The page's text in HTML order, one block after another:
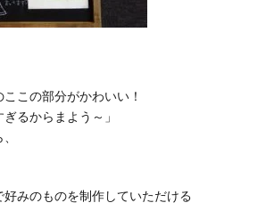
ここの部分がかわいい！
るからまよう～」
好みのものを制作していただける